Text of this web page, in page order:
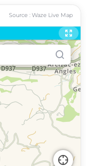
Source : Waze Live Map